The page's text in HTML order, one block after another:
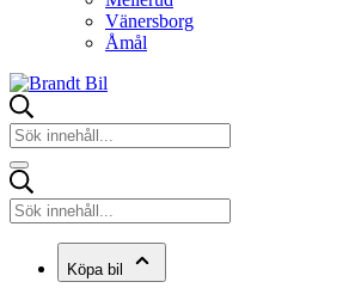
Vänersborg
Åmål
Köpa bil